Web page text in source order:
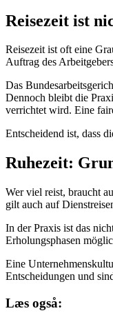
Reisezeit ist
Reisezeit ist oft eine
Auftrag des
Das
Dennoch bleibt die
verrichtet wird. Eine
Entscheidend ist, dass
Ruhezeit:
Wer viel reist, braucht
gilt auch auf
In der Praxis ist das
Erholungsphasen
Eine
Entscheidungen und
Læs også: